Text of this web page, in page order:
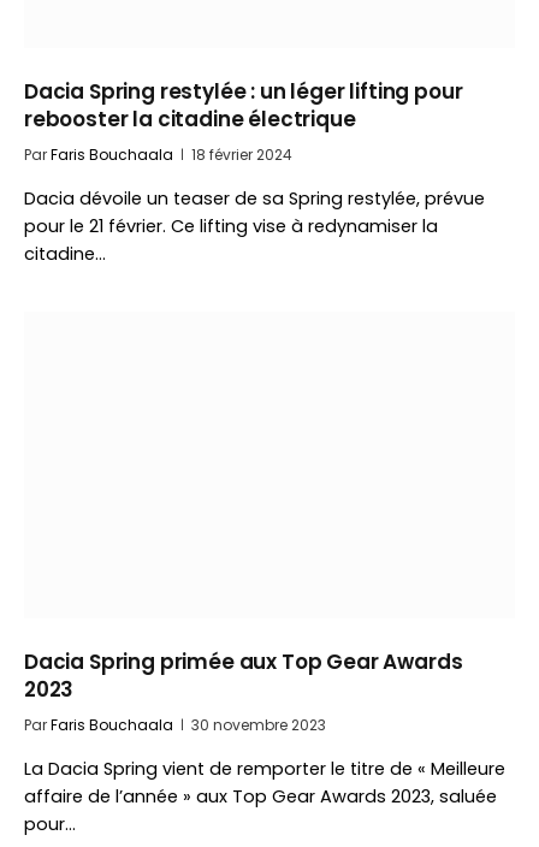
Dacia Spring restylée : un léger lifting pour
rebooster la citadine électrique
ParFaris Bouchaala 18 février 2024
Dacia dévoile un teaser de sa Spring restylée, prévue
pour le 21 février. Ce lifting vise à redynamiser la
citadine…
Dacia Spring primée aux Top Gear Awards
2023
ParFaris Bouchaala 30 novembre 2023
La Dacia Spring vient de remporter le titre de « Meilleure
affaire de l’année » aux Top Gear Awards 2023, saluée
pour…